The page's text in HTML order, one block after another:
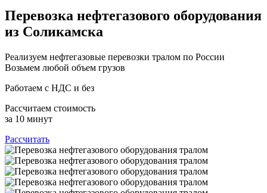
Перевозка нефтегазового оборудования
из Соликамска
Реализуем нефтегазовые перевозки тралом по России
Возьмем любой объем грузов
Работаем с НДС и без
Рассчитаем стоимость
за 10 минут
Рассчитать